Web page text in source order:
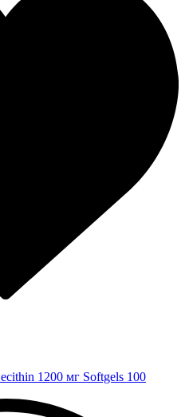
1200 мг Softgels 100